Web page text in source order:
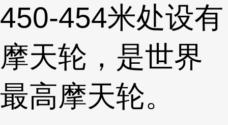
450-454米处设有
摩天轮，是世界
最高摩天轮。